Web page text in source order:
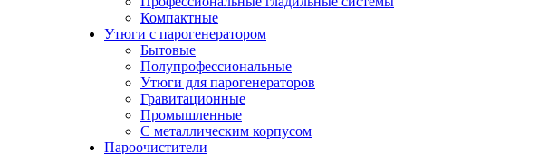
Компактные
Утюги с парогенератором
Бытовые
Полупрофессиональные
Утюги для парогенераторов
Гравитационные
Промышленные
С металлическим корпусом
Пароочистители